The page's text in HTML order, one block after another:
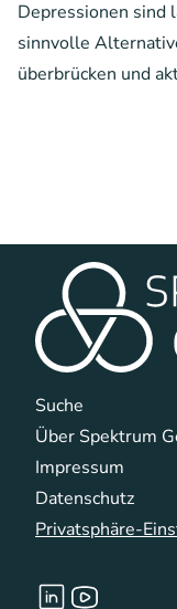
Depressionen sind
sinnvolle
überbrücken und
Navigation
Suche
Über Spektrum
Impressum
Datenschutz
Privatsphäre-
Navigation